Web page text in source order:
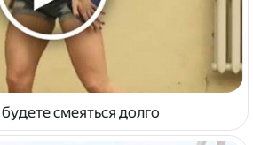
смеяться долго